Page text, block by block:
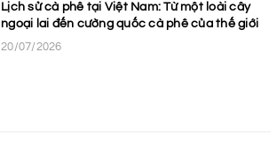
Lịch sử cà phê tại Việt Nam: Từ một loài cây
ngoại lai đến cường quốc cà phê của thế giới
20/07/2026